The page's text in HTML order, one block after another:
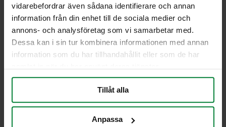
vidarebefordrar även sådana identifierare och annan
information från din enhet till de sociala medier och
annons- och analysföretag som vi samarbetar med.
Dessa kan i sin tur kombinera informationen med annan
information som du har tillhandahållit eller som de har
Tillåt alla
Anpassa
PWS utvecklar
effektiva,
genomtänkta
och väl
fungerande
tjänster för
källsortering.
Dokumentbibliotek
Bildbank
Filmer
Forum
Kontakt
Om PWS
Policy/Riktlinjer
Personuppgifter
Impressum